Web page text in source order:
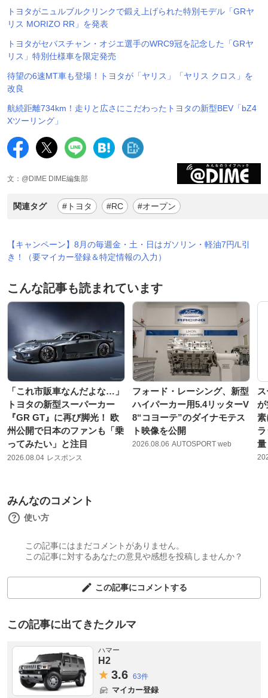
トヨタがニュルブルクリンクで鍛え上げられた特別モデル「GRヤ
リス MORIZO RR」を発表
トヨタがセバスチャン・オジエ選手のWRC9冠を記念した「GRヤ
リス」特別仕様車を限定発売
待望の6速MT車も登場！トヨタが「ヤリス」「ヤリス クロス」を
改良
航続距離734km！走りと広さにこだわったトヨタの新型BEV「bZ4
Xツーリング」
文：@DIME DIME編集部
関連タグ #トヨタ #RC #オープン
【キャンペーン】8月の毎週金・土・日はガソリン・軽油7円/L引
き！（要マイカー登録＆特定情報の入力）
こんな記事も読まれています
「これ市販車なんだよな…」
トヨタの新型スーパーカー
『GR GT』に再び脚光！ 欧
州公開で日本のファンも「乗
ってみたい」と注目
2026.08.04 レスポンス
フォード・レーシング、新型
ハイパーカー用5.4リッターV
8“コヨーテ”のダイナモテス
ト映像を公開
2026.08.06 AUTOSPORT web
が
素
量
みんなのコメント
使い方
この記事にはまだコメントがありません。
この記事に対するあなたの意見や感想を投稿しませんか？
この記事にコメントする
この記事に出てきたクルマ
ハマー
H2
3.6 63件
マイカー登録